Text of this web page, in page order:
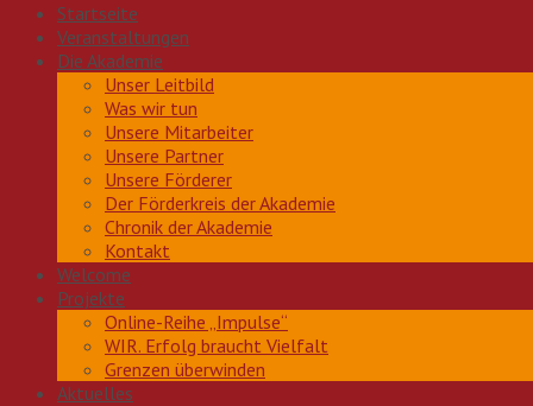
Startseite
Veranstaltungen
Die Akademie
Unser Leitbild
Was wir tun
Unsere Mitarbeiter
Unsere Partner
Unsere Förderer
Der Förderkreis der Akademie
Chronik der Akademie
Kontakt
Welcome
Projekte
Online-Reihe „Impulse“
WIR. Erfolg braucht Vielfalt
Grenzen überwinden
Aktuelles